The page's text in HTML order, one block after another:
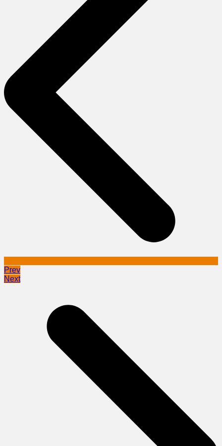
Prev
Next